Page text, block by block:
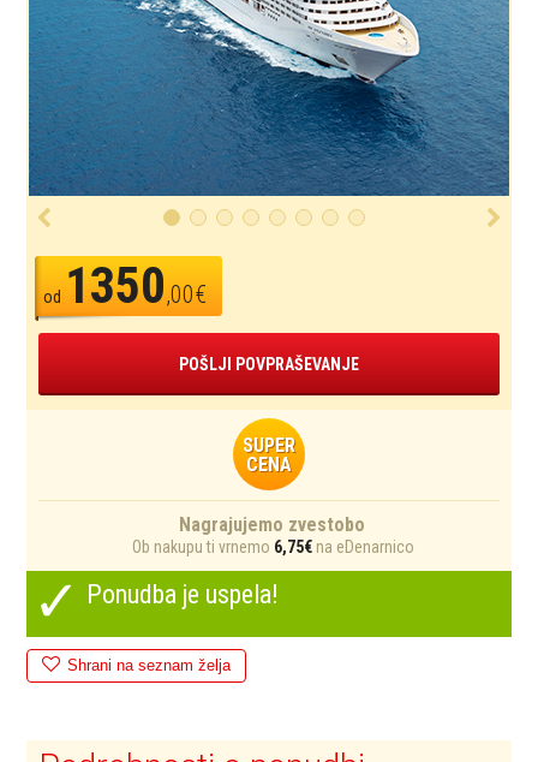
od 1350,00€
POŠLJI POVPRAŠEVANJE
SUPER
CENA
Nagrajujemo zvestobo
Ob nakupu ti vrnemo 6,75€na eDenarnico
✓ Ponudba je uspela!
Shrani na seznam želja